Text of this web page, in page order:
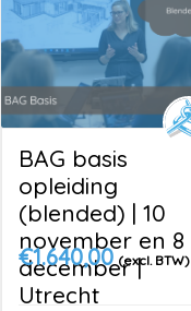
BAG basis
opleiding
(blended) | 10
november en 8
december |
Utrecht
€1.640,00 (excl. BTW)